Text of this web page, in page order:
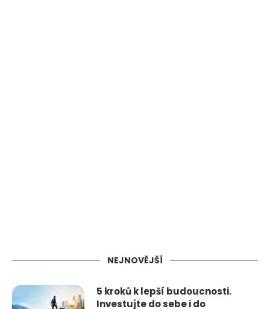
NEJNOVĚJŠÍ
5 kroků k lepší budoucnosti.
Investujte do sebe i do